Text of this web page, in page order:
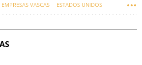
EMPRESAS VASCAS ESTADOS UNIDOS